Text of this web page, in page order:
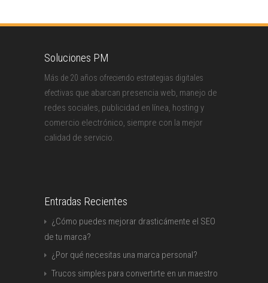
Soluciones PM
Más de 20 años ofreciendo estrategias digitales
efectivas que abarcan presencia web, manejo de
redes sociales, publicidad en línea, hosting y
comercio electrónico, siempre con la mejor
calidad de servicio.
Entradas Recientes
¿Cómo puedes mejorar drasticámente el SEO
de tu marca?
¿Por qué necesitas una marca personal?
Trucos simples para convertirte en un maestro